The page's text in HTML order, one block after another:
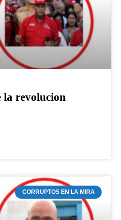
la revolucion
CORRUPTOS EN LA MIRA